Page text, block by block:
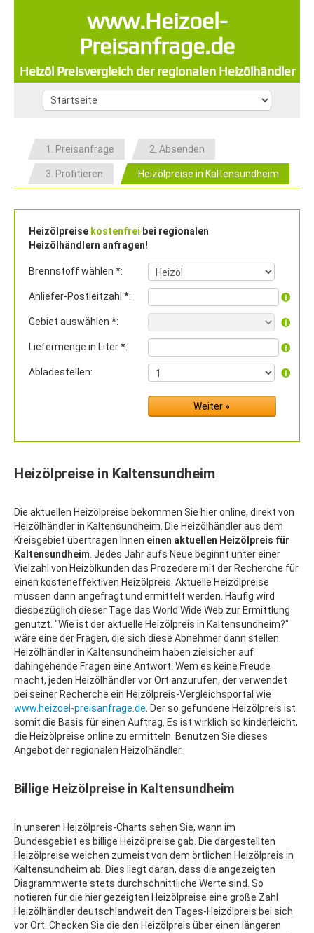
www.Heizoel-
Preisanfrage.de
Heizöl Preisvergleich der regionalen Heizölhändler
1. Preisanfrage 2. Absenden
3. Profitieren Heizölpreise in Kaltensundheim
Heizölpreise kostenfrei bei regionalen
Heizölhändlern anfragen!
Brennstoff wählen *:
Anliefer-Postleitzahl *:
Gebiet auswählen *:
Liefermenge in Liter *:
Abladestellen:
Heizölpreise in Kaltensundheim
Die aktuellen Heizölpreise bekommen Sie hier online, direkt von
Heizölhändler in Kaltensundheim. Die Heizölhändler aus dem
Kreisgebiet übertragen Ihnen einen aktuellen Heizölpreis für
Kaltensundheim . Jedes Jahr aufs Neue beginnt unter einer
Vielzahl von Heizölkunden das Prozedere mit der Recherche für
einen kosteneffektiven Heizölpreis. Aktuelle Heizölpreise
müssen dann angefragt und ermittelt werden. Häufig wird
diesbezüglich dieser Tage das World Wide Web zur Ermittlung
genutzt. "Wie ist der aktuelle Heizölpreis in Kaltensundheim?"
wäre eine der Fragen, die sich diese Abnehmer dann stellen.
Heizölhändler in Kaltensundheim haben zielsicher auf
dahingehende Fragen eine Antwort. Wem es keine Freude
macht, jeden Heizölhändler vor Ort anzurufen, der verwendet
bei seiner Recherche ein Heizölpreis-Vergleichsportal wie
www.heizoel-preisanfrage.de . Der so gefundene Heizölpreis ist
somit die Basis für einen Auftrag. Es ist wirklich so kinderleicht,
die Heizölpreise online zu ermitteln. Benutzen Sie dieses
Angebot der regionalen Heizölhändler.
Billige Heizölpreise in Kaltensundheim
In unseren Heizölpreis-Charts sehen Sie, wann im
Bundesgebiet es billige Heizölpreise gab. Die dargestellten
Heizölpreise weichen zumeist von dem örtlichen Heizölpreis in
Kaltensundheim ab. Dies liegt daran, dass die angezeigten
Diagrammwerte stets durchschnittliche Werte sind. So
notieren für die hier gezeigten Heizölpreise eine große Zahl
Heizölhändler deutschlandweit den Tages-Heizölpreis bei sich
vor Ort. Checken Sie die den Heizölpreis über einen längeren